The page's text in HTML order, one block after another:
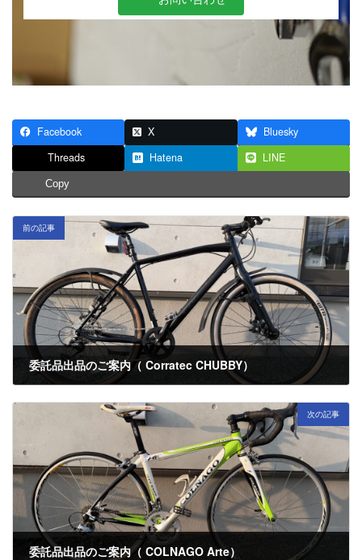
Facebook X
Bluesky
Threads
Hatena LINE
Copy
前の記事
委託品出品のご案内（ Corratec CHUBBY）
次の記事
委託品出品のご案内（ COLNAGO Arte）